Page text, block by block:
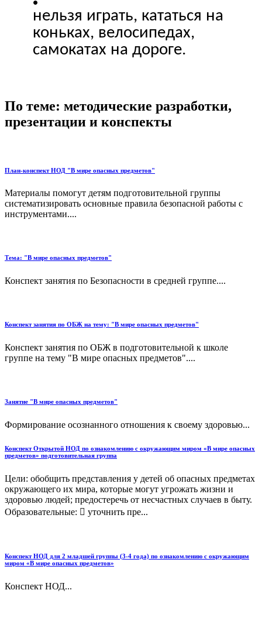
нельзя играть, кататься на
коньках, велосипедах,
самокатах на дороге.
По теме: методические разработки,
презентации и конспекты
План-конспект НОД "В мире опасных предметов"
Материалы помогут детям подготовительной группы
систематизировать основные правила безопасной работы с
инструментами....
Тема: "В мире опасных предметов"
Конспект занятия по Безопасности в средней группе....
Конспект занятия по ОБЖ на тему: "В мире опасных предметов"
Конспект занятия по ОБЖ в подготовительной к школе
группе на тему "В мире опасных предметов"....
Занятие "В мире опасных предметов"
Формирование осознанного отношения к своему здоровью...
Конспект Открытой НОД по ознакомлению с окружающим миром «В мире опасных
предметов» подготовительная группа
Цели: обобщить представления у детей об опасных предметах
окружающего их мира, которые могут угрожать жизни и
здоровью людей; предостеречь от несчастных случаев в быту.
Образовательные:  уточнить пре...
Конспект НОД для 2 младшей группы (3-4 года) по ознакомлению с окружающим
миром «В мире опасных предметов»
Конспект НОД...